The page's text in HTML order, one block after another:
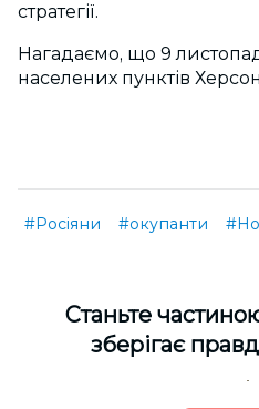
стратегії.
Нагадаємо, що 9
населених пунктів
#Росіяни #окупанти
Cтаньте
зберігає